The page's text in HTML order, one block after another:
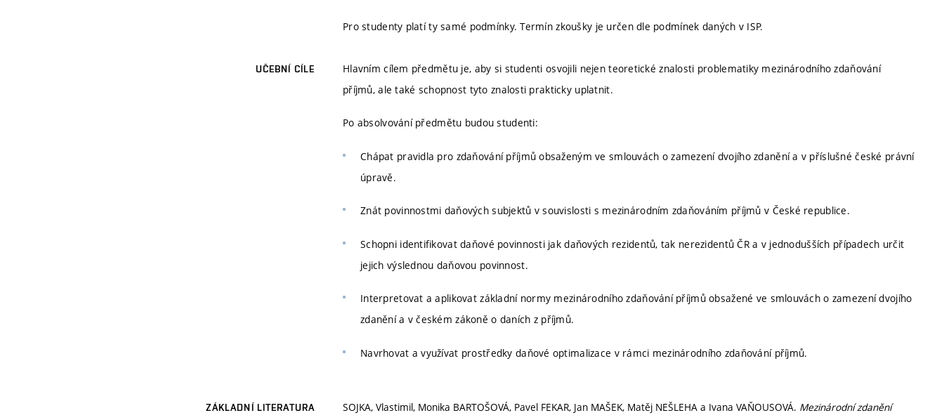
Pro studenty platí ty samé podmínky. Termín zkoušky je určen dle podmínek daných v ISP.
UČEBNÍ CÍLE
Hlavním cílem předmětu je, aby si studenti osvojili nejen teoretické znalosti problematiky mezinárodního zdaňování
příjmů, ale také schopnost tyto znalosti prakticky uplatnit.
Po absolvování předmětu budou studenti:
Chápat pravidla pro zdaňování příjmů obsaženým ve smlouvách o zamezení dvojího zdanění a v příslušné české právní
úpravě.
Znát povinnostmi daňových subjektů v souvislosti s mezinárodním zdaňováním příjmů v České republice.
Schopni identifikovat daňové povinnosti jak daňových rezidentů, tak nerezidentů ČR a v jednodušších případech určit
jejich výslednou daňovou povinnost.
Interpretovat a aplikovat základní normy mezinárodního zdaňování příjmů obsažené ve smlouvách o zamezení dvojího
zdanění a v českém zákoně o daních z příjmů.
Navrhovat a využívat prostředky daňové optimalizace v rámci mezinárodního zdaňování příjmů.
ZÁKLADNÍ LITERATURA SOJKA, Vlastimil, Monika BARTOŠOVÁ, Pavel FEKAR, Jan MAŠEK, Matěj NEŠLEHA a Ivana VAŇOUSOVÁ. Mezinárodní zdanění